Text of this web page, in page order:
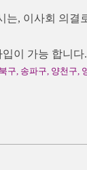
, 이사회 의결
이 가능 합니다.
구, 송파구, 양천구,